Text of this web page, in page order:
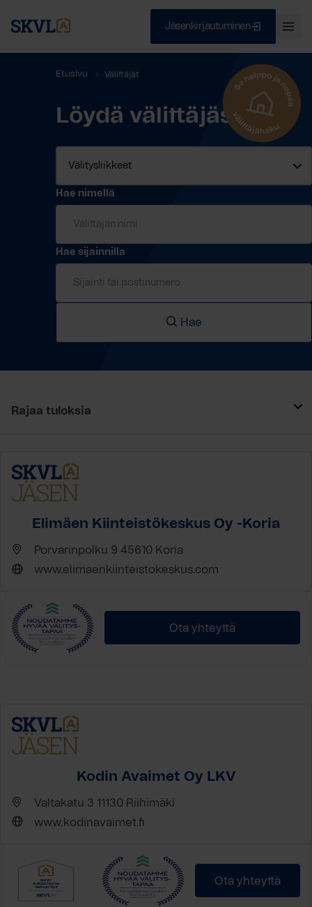
Jäsenkirjautuminen
Sulje
Etusivu Välittäjät
Löydä välittäjäsi
Hae nimellä
Hae sijainnilla
Hae
Rajaa tuloksia
Elimäen Kiinteistökeskus Oy -Koria
Porvarinpolku 9 45610 Koria
www.elimaenkiinteistokeskus.com
Ota yhteyttä
Kodin Avaimet Oy LKV
Valtakatu 3 11130 Riihimäki
www.kodinavaimet.fi
Ota yhteyttä